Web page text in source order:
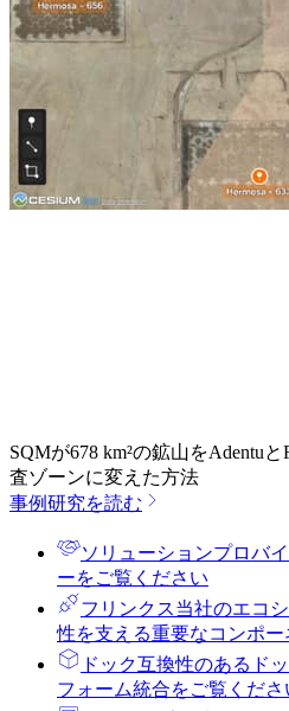
SQMが678 km²の鉱山をAdentu
査ゾーンに変えた方法
事例研究を読む
ソリューションプロバ
ーをご覧ください
フリンクス当社のエコ
性を支える重要なコンポー
ドック互換性のあるド
フォーム統合をご覧くださ